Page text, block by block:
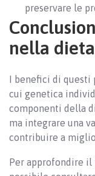
preservare le
nella dieta
I benefici di questi
cui genetica
componenti della
ma integrare una
contribuire a
Per approfondire